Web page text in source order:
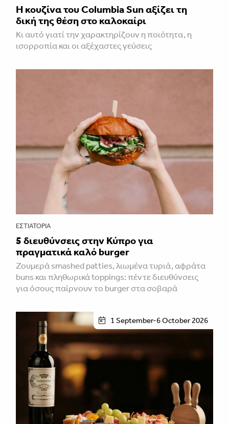
Η κουζίνα του Columbia Sun αξίζει τη
δική της θέση στο καλοκαίρι
Κι αυτό γιατί την χαρακτηρίζουν η ποιότητα, η
ισορροπία και οι αξέχαστες γεύσεις
ΕΣΤΙΑΤΌΡΙΑ
5 διευθύνσεις στην Κύπρο για
πραγματικά καλό burger
Ζουμερά smashed patties, λιωμένα τυριά, αφράτα
buns και πληθωρικά toppings: πέντε διευθύνσεις
για όσους παίρνουν το burger στα σοβαρά
1 September-6 October 2026